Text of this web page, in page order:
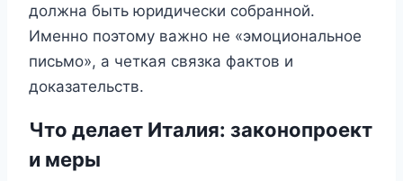
должна быть юридически собранной.
Именно поэтому важно не «эмоциональное
письмо», а четкая связка фактов и
доказательств.
Что делает Италия: законопроект
и меры